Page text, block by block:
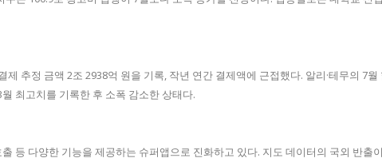
추정 금액 2조 2938억 원을 기록, 작년 연간 결제액에 근접했다. 알리·테무의 7
최고치를 기록한 후 소폭 감소한 상태다.
등 다양한 기능을 제공하는 슈퍼앱으로 진화하고 있다. 지도 데이터의 국외 반